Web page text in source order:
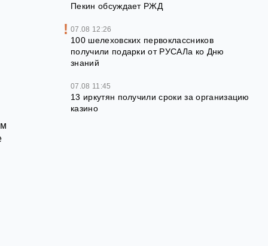
Пекин обсуждает РЖД
07.08 12:26
100 шелеховских первоклассников
получили подарки от РУСАЛа ко Дню
знаний
07.08 11:45
13 иркутян получили сроки за организацию
казино